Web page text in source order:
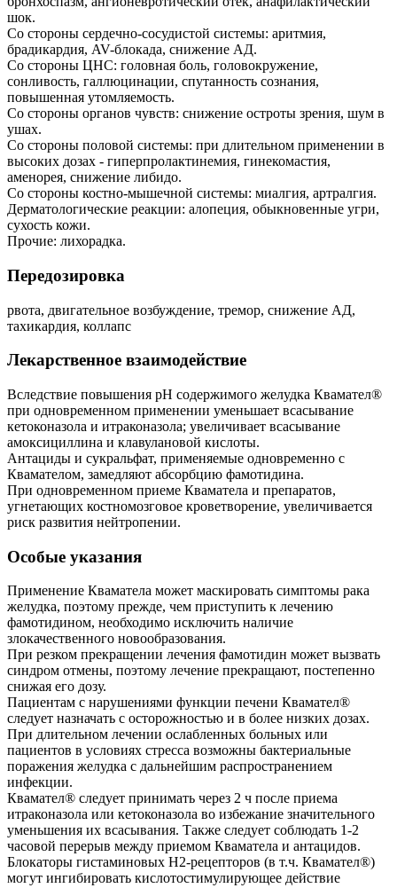
шок.
Со стороны сердечно-сосудистой системы: аритмия,
брадикардия, AV-блокада, снижение АД.
Со стороны ЦНС: головная боль, головокружение,
сонливость, галлюцинации, спутанность сознания,
повышенная утомляемость.
Со стороны органов чувств: снижение остроты зрения, шум в
ушах.
Со стороны половой системы: при длительном применении в
высоких дозах - гиперпролактинемия, гинекомастия,
аменорея, снижение либидо.
Со стороны костно-мышечной системы: миалгия, артралгия.
Дерматологические реакции: алопеция, обыкновенные угри,
сухость кожи.
Прочие: лихорадка.
Передозировка
рвота, двигательное возбуждение, тремор, снижение АД,
тахикардия, коллапс
Лекарственное взаимодействие
Вследствие повышения рН содержимого желудка Квамател®
при одновременном применении уменьшает всасывание
кетоконазола и итраконазола; увеличивает всасывание
амоксициллина и клавулановой кислоты.
Антациды и сукральфат, применяемые одновременно с
Квамателом, замедляют абсорбцию фамотидина.
При одновременном приеме Кваматела и препаратов,
угнетающих костномозговое кроветворение, увеличивается
риск развития нейтропении.
Особые указания
Применение Кваматела может маскировать симптомы рака
желудка, поэтому прежде, чем приступить к лечению
фамотидином, необходимо исключить наличие
злокачественного новообразования.
При резком прекращении лечения фамотидин может вызвать
синдром отмены, поэтому лечение прекращают, постепенно
снижая его дозу.
Пациентам с нарушениями функции печени Квамател®
следует назначать с осторожностью и в более низких дозах.
При длительном лечении ослабленных больных или
пациентов в условиях стресса возможны бактериальные
поражения желудка с дальнейшим распространением
инфекции.
Квамател® следует принимать через 2 ч после приема
итраконазола или кетоконазола во избежание значительного
уменьшения их всасывания. Также следует соблюдать 1-2
часовой перерыв между приемом Кваматела и антацидов.
Блокаторы гистаминовых H2-рецепторов (в т.ч. Квамател®)
могут ингибировать кислотостимулирующее действие